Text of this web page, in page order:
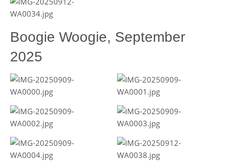
Boogie Woogie, September
2025